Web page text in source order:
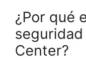
¿Por qué
Center?